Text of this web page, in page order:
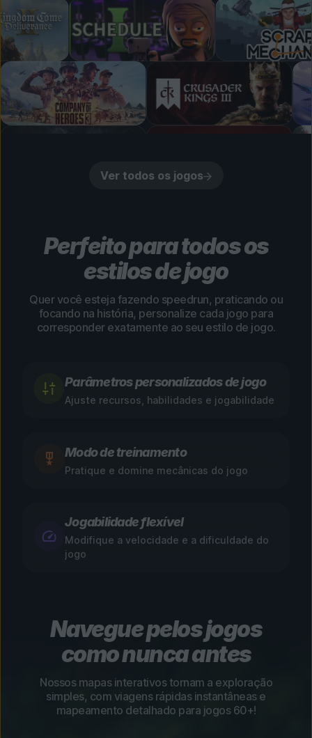
Ver todos os jogos
Perfeito para todos os
estilos de jogo
Quer você esteja fazendo speedrun, praticando ou
focando na história, personalize cada jogo para
corresponder exatamente ao seu estilo de jogo.
Parâmetros personalizados de jogo
Ajuste recursos, habilidades e jogabilidade
Modo de treinamento
Pratique e domine mecânicas do jogo
Jogabilidade flexível
Modifique a velocidade e a dificuldade do
jogo
Navegue pelos jogos
como nunca antes
Nossos mapas interativos tornam a exploração
simples, com viagens rápidas instantâneas e
mapeamento detalhado para jogos 60+!